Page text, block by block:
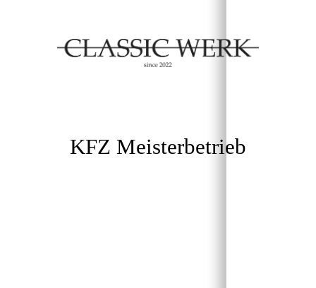
KFZ Meisterbetrieb